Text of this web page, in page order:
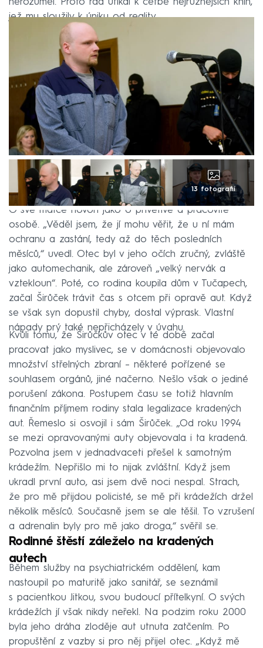
jež mu sloužily k úniku od reality.
13 fotografií
O své matce hovoří jako o přívětivé a pracovité
osobě. „Věděl jsem, že jí mohu věřit, že u ní mám
ochranu a zastání, tedy až do těch posledních
měsíců,“ uvedl. Otec byl v jeho očích zručný, zvláště
jako automechanik, ale zároveň „velký nervák a
vztekloun“. Poté, co rodina koupila dům v Tučapech,
začal Širůček trávit čas s otcem při opravě aut. Když
se však syn dopustil chyby, dostal výprask. Vlastní
nápady prý také nepřicházely v úvahu.
Kvůli tomu, že Širůčkův otec v té době začal
pracovat jako myslivec, se v domácnosti objevovalo
množství střelných zbraní – některé pořízené se
souhlasem orgánů, jiné načerno. Nešlo však o jediné
porušení zákona. Postupem času se totiž hlavním
finančním příjmem rodiny stala legalizace kradených
aut. Řemeslo si osvojil i sám Širůček. „Od roku 1994
se mezi opravovanými auty objevovala i ta kradená.
Pozvolna jsem v jednadvaceti přešel k samotným
krádežím. Nepřišlo mi to nijak zvláštní. Když jsem
ukradl první auto, asi jsem dvě noci nespal. Strach,
že pro mě přijdou policisté, se mě při krádežích držel
několik měsíců. Současně jsem se ale těšil. To vzrušení
a adrenalin byly pro mě jako droga,“ svěřil se.
Rodinné štěstí záleželo na kradených
autech
Během služby na psychiatrickém oddělení, kam
nastoupil po maturitě jako sanitář, se seznámil
s pacientkou Jitkou, svou budoucí přítelkyní. O svých
krádežích jí však nikdy neřekl. Na podzim roku 2000
byla jeho dráha zloděje aut utnuta zatčením. Po
propuštění z vazby si pro něj přijel otec. „Když mě